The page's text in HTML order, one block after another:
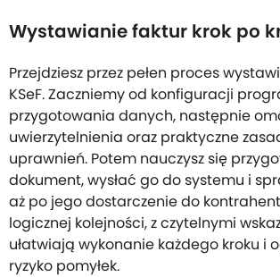
Wystawianie faktur krok po
Przejdziesz przez pełen proces
KSeF. Zaczniemy od konfiguracji
przygotowania danych, następnie
uwierzytelnienia oraz praktyczne
uprawnień. Potem nauczysz się
dokument, wysłać go do systemu i
aż po jego dostarczenie do
logicznej kolejności, z czytelnymi
ułatwiają wykonanie każdego kroku i
ryzyko pomyłek.